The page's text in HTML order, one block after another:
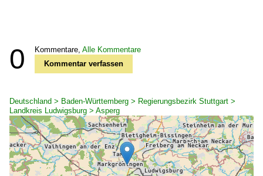
0 Kommentare, Alle Kommentare
Kommentar verfassen
Deutschland > Baden-Württemberg > Regierungsbezirk Stuttgart >
Landkreis Ludwigsburg > Asperg